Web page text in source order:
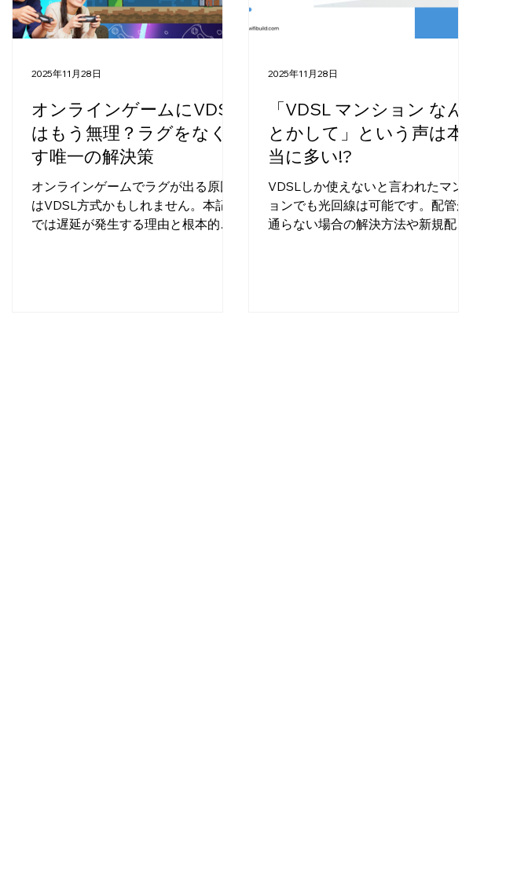
オンラインゲームにVDSL
はもう無理？ラグをなく
す唯一の解決策
オンラインゲームでラグが出る原因
はVDSL方式かもしれません。本記事
では遅延が発生する理由と根本的解
2025年11月28日
「VDSL マンション なん
とかして」という声は本
当に多い!?
VDSLしか使えないと言われたマンシ
ョンでも光回線は可能です。配管が
通らない場合の解決方法や新規配管
2025年11月28日